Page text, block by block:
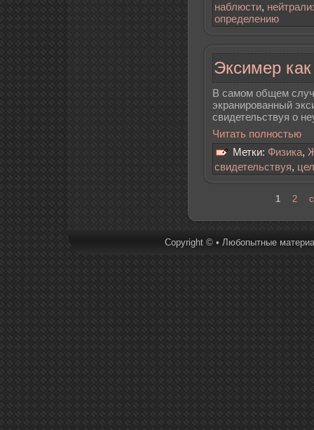
наблюсти,
определению
Эксимер
В самом общем
экранированный
свидетельствуя о
Читать полностью
Метки: Физика,
свидетельствуя,
1 2
Copyright © • Любопытные